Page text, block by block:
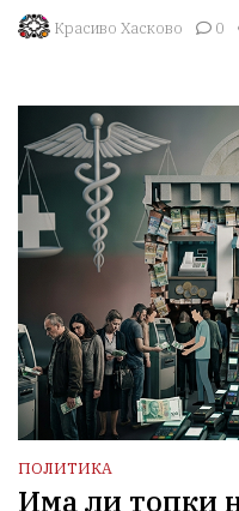
Красиво Хасково 0
ПОЛИТИКА
Има ли топки